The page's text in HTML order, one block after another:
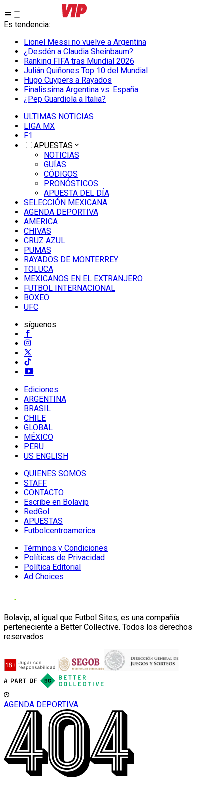
Es tendencia:
Lionel Messi no vuelve a Argentina
¿Desdén a Claudia Sheinbaum?
Ranking FIFA tras Mundial 2026
Julián Quiñones Top 10 del Mundial
Hugo Cuypers a Rayados
Finalissima Argentina vs. España
¿Pep Guardiola a Italia?
ULTIMAS NOTICIAS
LIGA MX
F1
APUESTAS
NOTICIAS
GUÍAS
CÓDIGOS
PRONÓSTICOS
APUESTA DEL DÍA
SELECCIÓN MEXICANA
AGENDA DEPORTIVA
AMERICA
CHIVAS
CRUZ AZUL
PUMAS
RAYADOS DE MONTERREY
TOLUCA
MEXICANOS EN EL EXTRANJERO
FUTBOL INTERNACIONAL
BOXEO
UFC
síguenos
Ediciones
ARGENTINA
BRASIL
CHILE
GLOBAL
MÉXICO
PERU
US ENGLISH
QUIENES SOMOS
STAFF
CONTACTO
Escribe en Bolavip
RedGol
APUESTAS
Futbolcentroamerica
Términos y Condiciones
Políticas de Privacidad
Política Editorial
Ad Choices
Bolavip, al igual que Futbol Sites, es una compañía
perteneciente a Better Collective. Todos los derechos
reservados
AGENDA DEPORTIVA